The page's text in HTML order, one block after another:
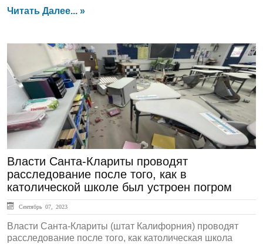
Читать Далее... »
ЛЕНТА НОВОСТЕЙ
Власти Санта-Клариты проводят
расследование после того, как в
католической школе был устроен погром
Сентябрь 07, 2023
Власти Санта-Клариты (штат Калифорния) проводят
расследование после того, как католическая школа